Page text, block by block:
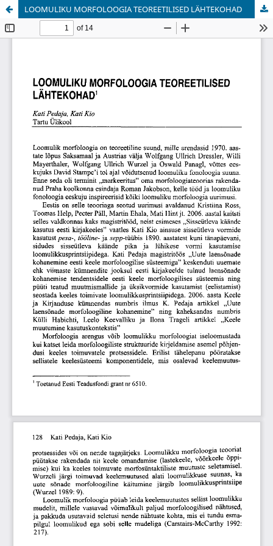
LOOMULIKU MORFOLOOGIA TEOREETILISED LÄHTEKOHAD